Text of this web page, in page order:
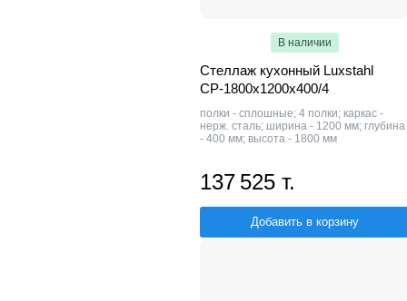
В наличии
Стеллаж кухонный Luxstahl
СР-1800x1200x400/4
полки - сплошные; 4 полки; каркас -
нерж. сталь; ширина - 1200 мм; глубина
- 400 мм; высота - 1800 мм
137 525 т.
Добавить в корзину